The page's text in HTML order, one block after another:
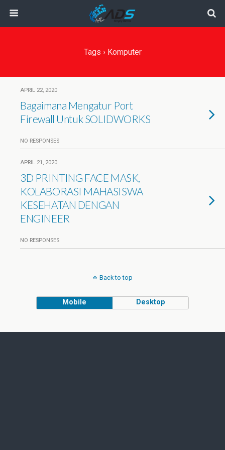
Tags › Komputer
APRIL 22, 2020
Bagaimana Mengatur Port
Firewall Untuk SOLIDWORKS
NO RESPONSES
APRIL 21, 2020
3D PRINTING FACE MASK,
KOLABORASI MAHASISWA
KESEHATAN DENGAN
ENGINEER
NO RESPONSES
Back to top
Mobile Desktop